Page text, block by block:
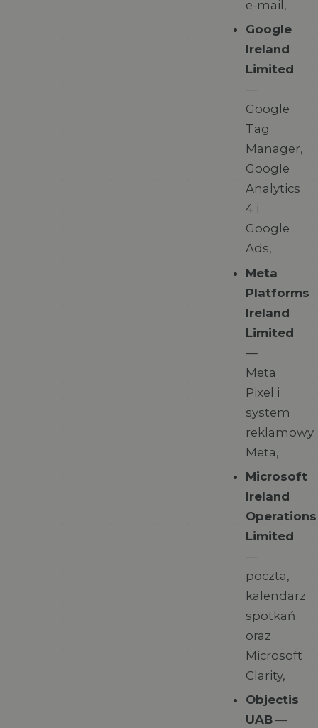
e-mail,
Google
Ireland
Limited
—
Google
Tag
Manager,
Google
Analytics
4 i
Google
Ads,
Meta
Platforms
Ireland
Limited
—
Meta
Pixel i
system
reklamowy
Meta,
Microsoft
Ireland
Operations
Limited
—
poczta,
kalendarz
spotkań
oraz
Microsoft
Clarity,
Objectis
UAB —